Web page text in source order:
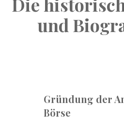
und
Gründung der
Börse